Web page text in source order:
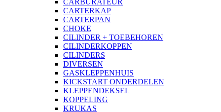
CARBURATEUR
CARTERKAP
CARTERPAN
CHOKE
CILINDER + TOEBEHOREN
CILINDERKOPPEN
CILINDERS
DIVERSEN
GASKLEPPENHUIS
KICKSTART ONDERDELEN
KLEPPENDEKSEL
KOPPELING
KRUKAS